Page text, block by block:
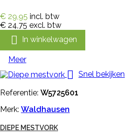
€ 29,95 incl. btw
€ 24,75 excl. btw
 In winkelwagen
Meer
 Snel bekijken
Referentie: W5725601
Merk: Waldhausen
DIEPE MESTVORK